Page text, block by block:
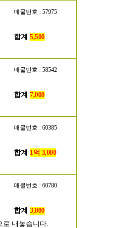
매물번호 : 57975
합계 5,500
매물번호 : 58542
합계 7,000
매물번호 : 60385
합계 1억 3,000
매물번호 : 60780
합계 3,800
로 내놓습니다.